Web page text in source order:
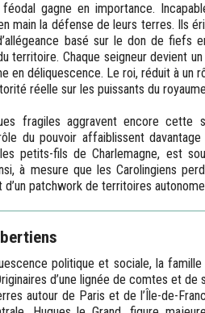
gagne en importance.
main la défense de leurs terres. Ils
basé sur le don de fiefs
territoire. Chaque seigneur devient
en déliquescence. Le roi, réduit à
réelle sur les puissants du
fragiles aggravent encore cette
du pouvoir affaiblissent
petits-fils de Charlemagne, est
à mesure que les Carolingiens
patchwork de territoires
politique et sociale, la
d’une lignée de comtes et
autour de Paris et de l’Île-de-